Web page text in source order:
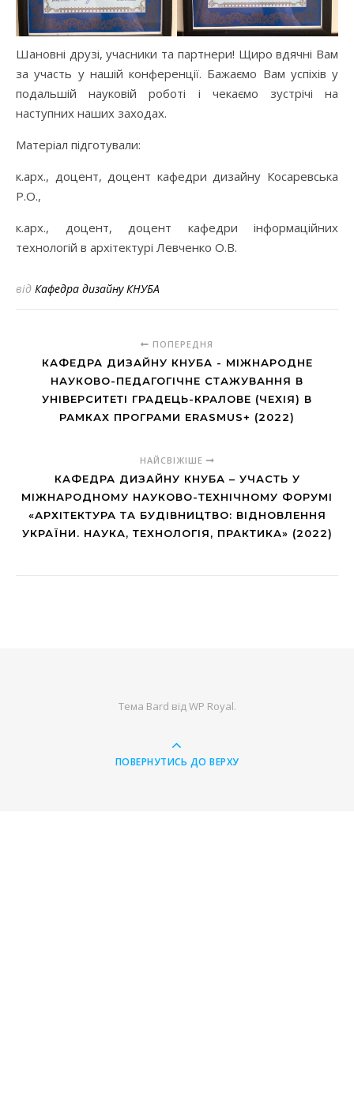
Шановні друзі, учасники та партнери! Щиро вдячні Вам
за участь у нашій конференції. Бажаємо Вам успіхів у
подальшій науковій роботі і чекаємо зустрічі на
наступних наших заходах.
Матеріал підготували:
к.арх., доцент, доцент кафедри дизайну Косаревська
Р.О.,
к.арх., доцент, доцент кафедри інформаційних
технологій в архітектурі Левченко О.В.
від Кафедра дизайну КНУБА
ПОПЕРЕДНЯ
КАФЕДРА ДИЗАЙНУ КНУБА - МІЖНАРОДНЕ
НАУКОВО-ПЕДАГОГІЧНЕ СТАЖУВАННЯ В
УНІВЕРСИТЕТІ ГРАДЕЦЬ-КРАЛОВЕ (ЧЕХІЯ) В
РАМКАХ ПРОГРАМИ ERASMUS+ (2022)
НАЙСВІЖІШЕ
КАФЕДРА ДИЗАЙНУ КНУБА – УЧАСТЬ У
МІЖНАРОДНОМУ НАУКОВО-ТЕХНІЧНОМУ ФОРУМІ
«АРХІТЕКТУРА ТА БУДІВНИЦТВО: ВІДНОВЛЕННЯ
УКРАЇНИ. НАУКА, ТЕХНОЛОГІЯ, ПРАКТИКА» (2022)
Тема Bard відWP Royal.
ПОВЕРНУТИСЬ ДО ВЕРХУ